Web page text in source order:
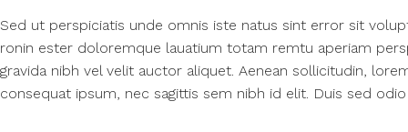
Sed ut perspiciatis unde omnis iste natus sint error sit
ronin ester doloremque lauatium totam remtu aperiam
gravida nibh vel velit auctor aliquet. Aenean sollicitudin,
consequat ipsum, nec sagittis sem nibh id elit. Duis sed